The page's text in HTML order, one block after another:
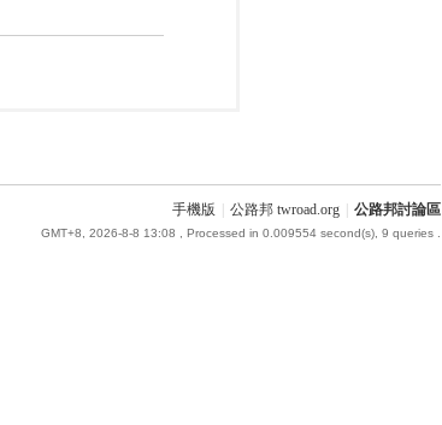
手機版 公路邦 twroad.org 公路邦討論區
GMT+8, 2026-8-8 13:08 , Processed in 0.009554 second(s), 9 queries .